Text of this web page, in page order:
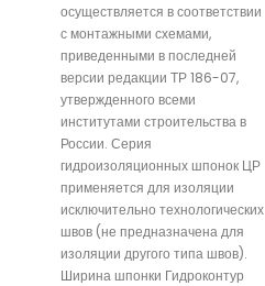
осуществляется в соответствии
с монтажными схемами,
приведенными в последней
версии редакции ТР 186-07,
утвержденного всеми
институтами строительства в
России. Серия
гидроизоляционных шпонок ЦР
применяется для изоляции
исключительно технологических
швов (не предназначена для
изоляции другого типа швов).
Ширина шпонки Гидроконтур